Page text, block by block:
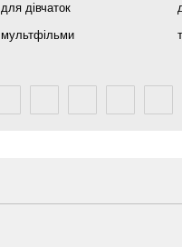
для дівчаток
мультфільми